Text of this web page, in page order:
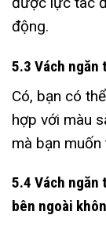
động.
5.3 Vách ngăn
Có, bạn có
hợp với màu
mà bạn muốn
5.4 Vách ngăn
bên ngoài